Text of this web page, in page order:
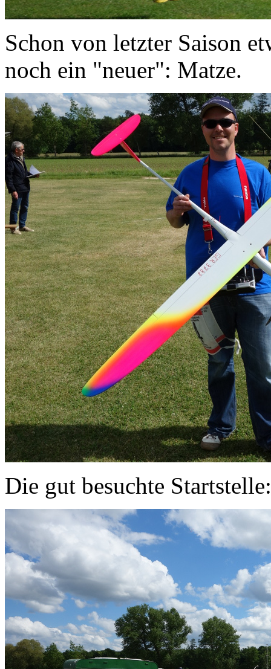
Schon von letzter Saison
noch ein "neuer": Matze.
Die gut besuchte Startstelle: